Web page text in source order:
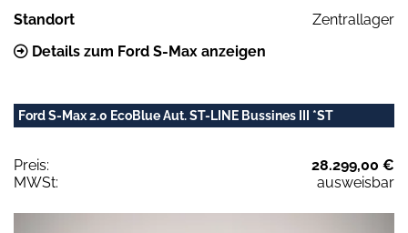
Standort
Zentrallager
Details zum Ford S-Max anzeigen
Ford S-Max 2.0 EcoBlue Aut. ST-LINE Bussines III *ST
Preis:
28.299,00 €
MWSt:
ausweisbar